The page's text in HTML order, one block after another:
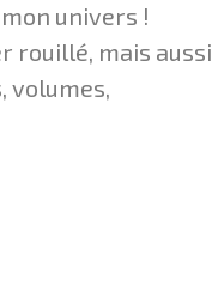
univers !
rouillé, mais aussi
volumes,